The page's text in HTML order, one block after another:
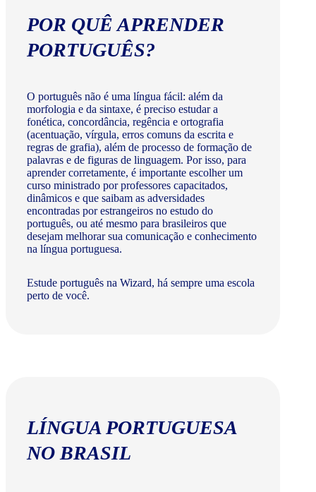
POR QUÊ APRENDER
PORTUGUÊS?
O português não é uma língua fácil: além da
morfologia e da sintaxe, é preciso estudar a
fonética, concordância, regência e ortografia
(acentuação, vírgula, erros comuns da escrita e
regras de grafia), além de processo de formação de
palavras e de figuras de linguagem. Por isso, para
aprender corretamente, é importante escolher um
curso ministrado por professores capacitados,
dinâmicos e que saibam as adversidades
encontradas por estrangeiros no estudo do
português, ou até mesmo para brasileiros que
desejam melhorar sua comunicação e conhecimento
na língua portuguesa.
Estude português na Wizard, há sempre uma escola
perto de você.
LÍNGUA PORTUGUESA
NO BRASIL